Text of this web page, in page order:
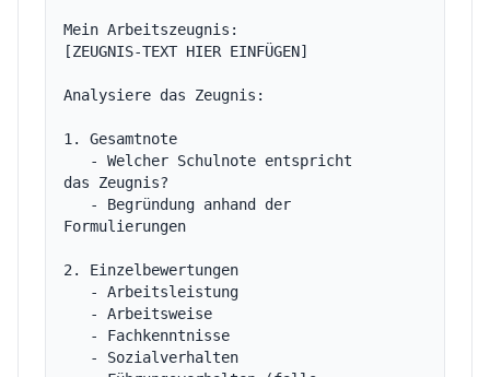
Mein Arbeitszeugnis:
[ZEUGNIS-TEXT HIER EINFÜGEN]
Analysiere das Zeugnis:
1. Gesamtnote
das Zeugnis?
Formulierungen
2. Einzelbewertungen